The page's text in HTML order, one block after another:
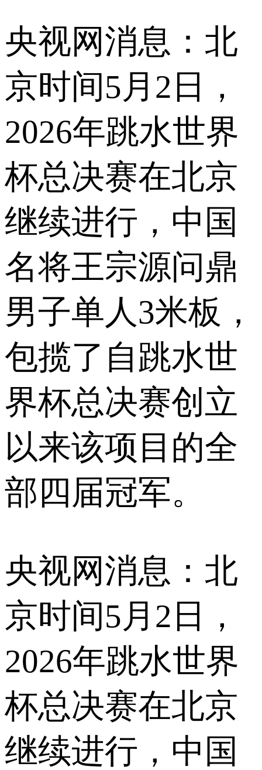
央视网消息：北
京时间5月2日，
2026年跳水世界
杯总决赛在北京
继续进行，中国
名将王宗源问鼎
男子单人3米板，
包揽了自跳水世
界杯总决赛创立
以来该项目的全
部四届冠军。
央视网消息：北
京时间5月2日，
2026年跳水世界
杯总决赛在北京
继续进行，中国